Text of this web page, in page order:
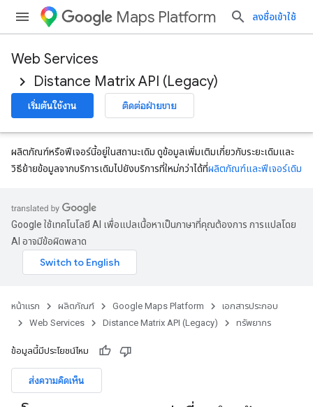
Maps Platform ลงชื่อเข้าใช้
Web Services
Distance Matrix API (Legacy)
เริ่มต้นใช้งาน ติดต่อฝ่ายขาย
ผลิตภัณฑ์หรือฟีเจอร์นี้อยู่ในสถานะเดิม ดูข้อมูลเพิ่มเติมเกี่ยวกับระยะเดิมและ
วิธีย้ายข้อมูลจากบริการเดิมไปยังบริการที่ใหม่กว่าได้ที่ผลิตภัณฑ์และฟีเจอร์เดิม
Google ใช้เทคโนโลยี AI เพื่อแปลเนื้อหาเป็นภาษาที่คุณต้องการ การแปลโดย
AI อาจมีข้อผิดพลาด
หน้าแรก ผลิตภัณฑ์ Google Maps Platform
เอกสารประกอบ
Web Services
Distance Matrix API (Legacy) ทรัพยากร
ข้อมูลนี้มีประโยชน์ไหม
ส่งความคิดเห็น